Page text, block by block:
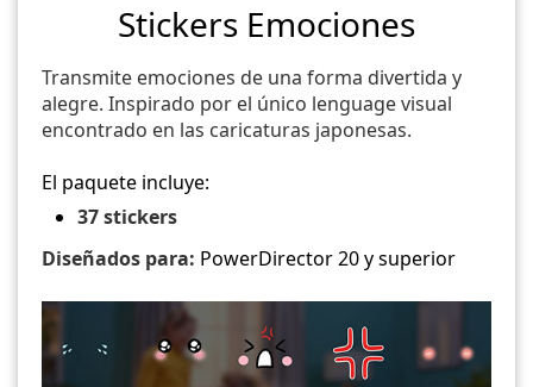
Stickers Emociones
Transmite emociones de una forma divertida y
alegre. Inspirado por el único lenguage visual
encontrado en las caricaturas japonesas.
El paquete incluye:
37 stickers
Diseñados para: PowerDirector 20 y superior